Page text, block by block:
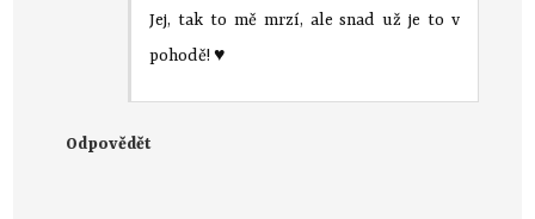
Jej, tak to mě mrzí, ale snad už je to v
pohodě! ♥
Odpovědět